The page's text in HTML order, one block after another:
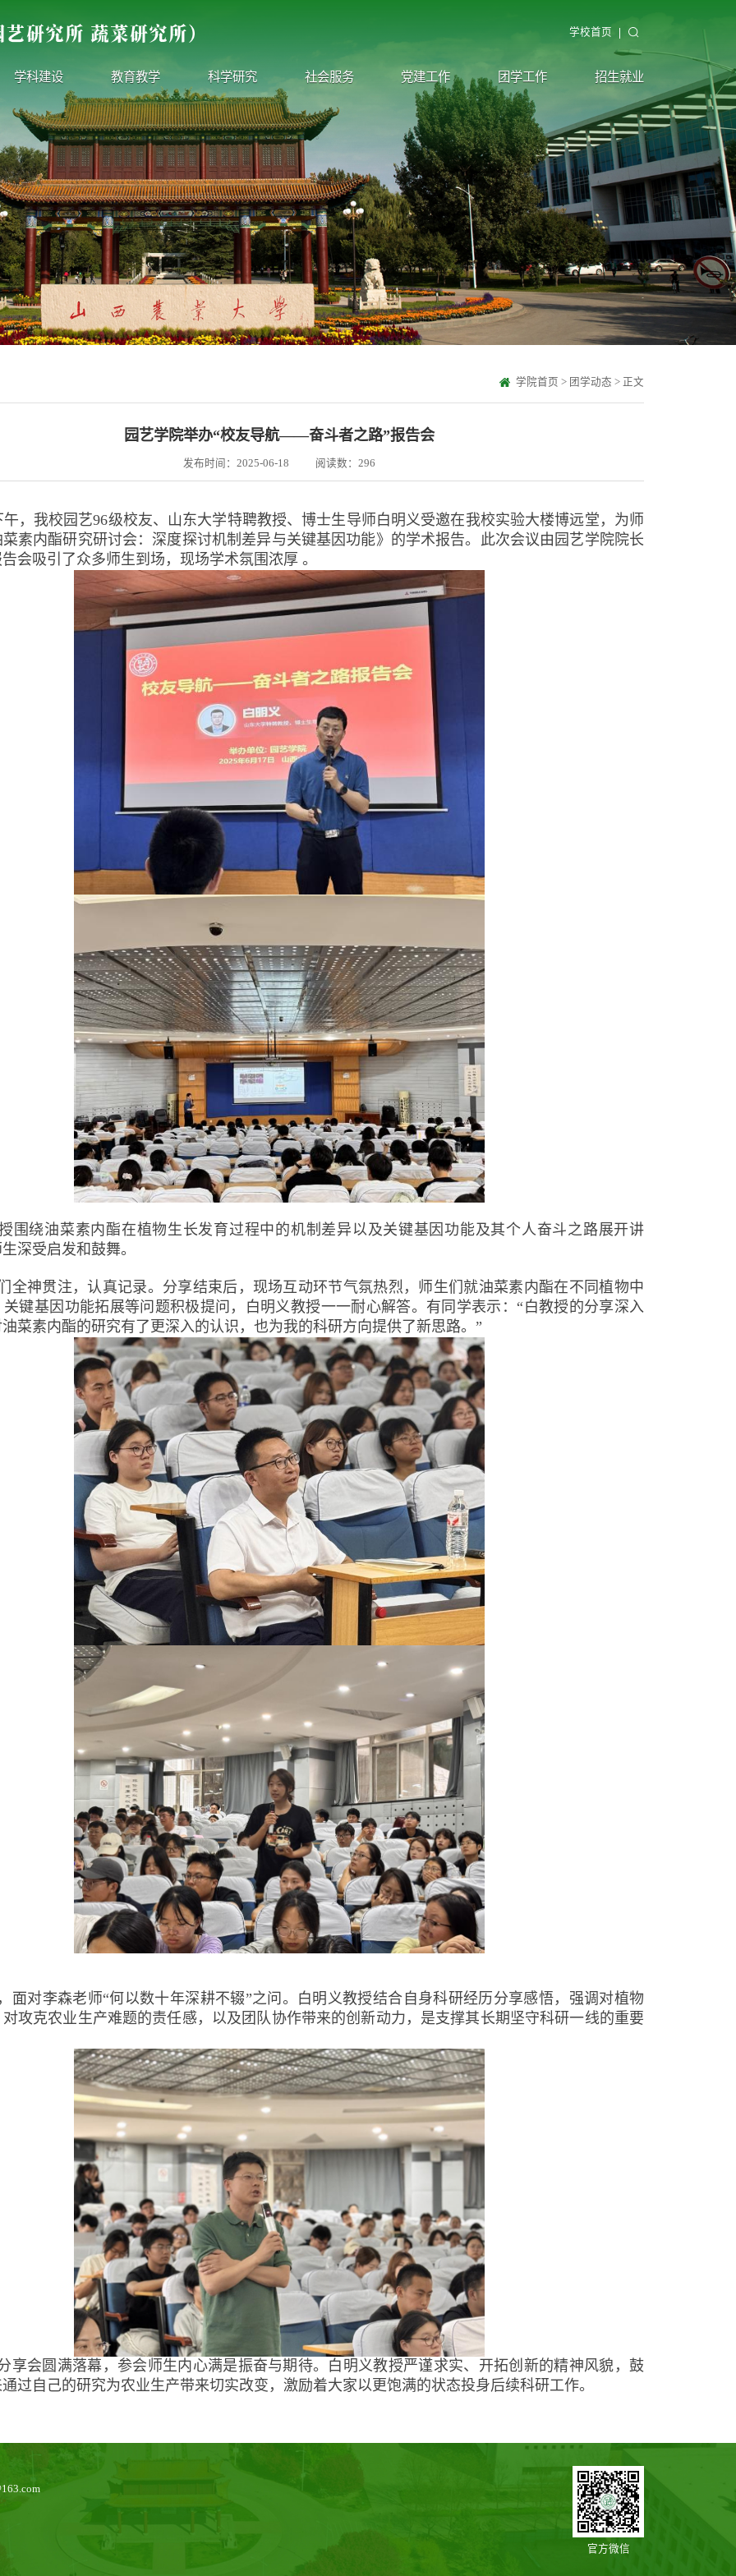
学校首页
学科建设 教育教学 科学研究 社会服务 党建工作 团学工作 招生就业
学院首页 > 团学动态 > 正文
园艺学院举办“校友导航——奋斗者之路”报告会
发布时间：2025-06-18 阅读数： 296
午，我校园艺96级校友、山东大学特聘教授、博士生导师白明义受邀在我校实验大楼博远堂，为师
素内酯研究研讨会：深度探讨机制差异与关键基因功能》的学术报告。此次会议由园艺学院院长
会吸引了众多师生到场，现场学术氛围浓厚 。
围绕油菜素内酯在植物生长发育过程中的机制差异以及关键基因功能及其个人奋斗之路展开讲
深受启发和鼓舞。
全神贯注，认真记录。分享结束后，现场互动环节气氛热烈，师生们就油菜素内酯在不同植物中
键基因功能拓展等问题积极提问，白明义教授一一耐心解答。有同学表示：“白教授的分享深入
菜素内酯的研究有了更深入的认识，也为我的科研方向提供了新思路。”
面对李森老师“何以数十年深耕不辍”之问。白明义教授结合自身科研经历分享感悟，强调对植物
攻克农业生产难题的责任感，以及团队协作带来的创新动力，是支撑其长期坚守科研一线的重要
享会圆满落幕，参会师生内心满是振奋与期待。白明义教授严谨求实、开拓创新的精神风貌，鼓
过自己的研究为农业生产带来切实改变，激励着大家以更饱满的状态投身后续科研工作。
官方微信